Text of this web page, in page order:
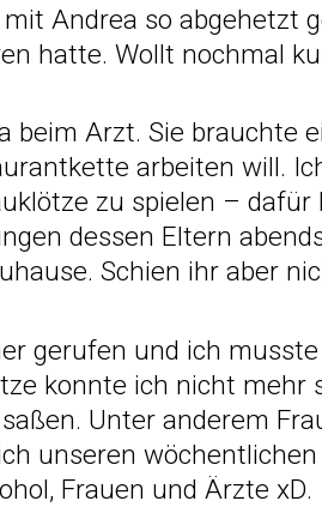
Andrea so abgehetzt
hatte. Wollt nochmal
beim Arzt. Sie brauchte
arbeiten will.
zu spielen – dafür
dessen Eltern
Schien ihr aber
gerufen und ich
konnte ich nicht mehr
Unter anderem
unseren
Frauen und Ärzte xD.